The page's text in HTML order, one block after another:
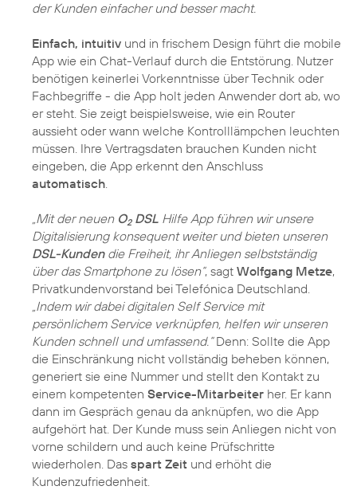
der Kunden einfacher und besser macht.
Einfach, intuitiv und in frischem Design führt die mobile
App wie ein Chat-Verlauf durch die Entstörung. Nutzer
benötigen keinerlei Vorkenntnisse über Technik oder
Fachbegriffe - die App holt jeden Anwender dort ab, wo
er steht. Sie zeigt beispielsweise, wie ein Router
aussieht oder wann welche Kontrolllämpchen leuchten
müssen. Ihre Vertragsdaten brauchen Kunden nicht
eingeben, die App erkennt den Anschluss
automatisch
„Mit der neuen O2DSL Hilfe App führen wir unsere
Digitalisierung konsequent weiter und bieten unseren
DSL-Kundendie Freiheit, ihr Anliegen selbstständig
über das Smartphone zu lösen“, sagt Wolfgang Metze,
Privatkundenvorstand bei Telefónica Deutschland.
„Indem wir dabei digitalen Self Service mit
persönlichem Service verknüpfen, helfen wir unseren
Kunden schnell und umfassend.“Denn: Sollte die App
die Einschränkung nicht vollständig beheben können,
generiert sie eine Nummer und stellt den Kontakt zu
einem kompetenten Service-Mitarbeiter her. Er kann
dann im Gespräch genau da anknüpfen, wo die App
aufgehört hat. Der Kunde muss sein Anliegen nicht von
vorne schildern und auch keine Prüfschritte
wiederholen. Das spart Zeit und erhöht die
Kundenzufriedenheit.